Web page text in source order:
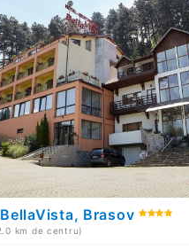
Brasov
km de centru)